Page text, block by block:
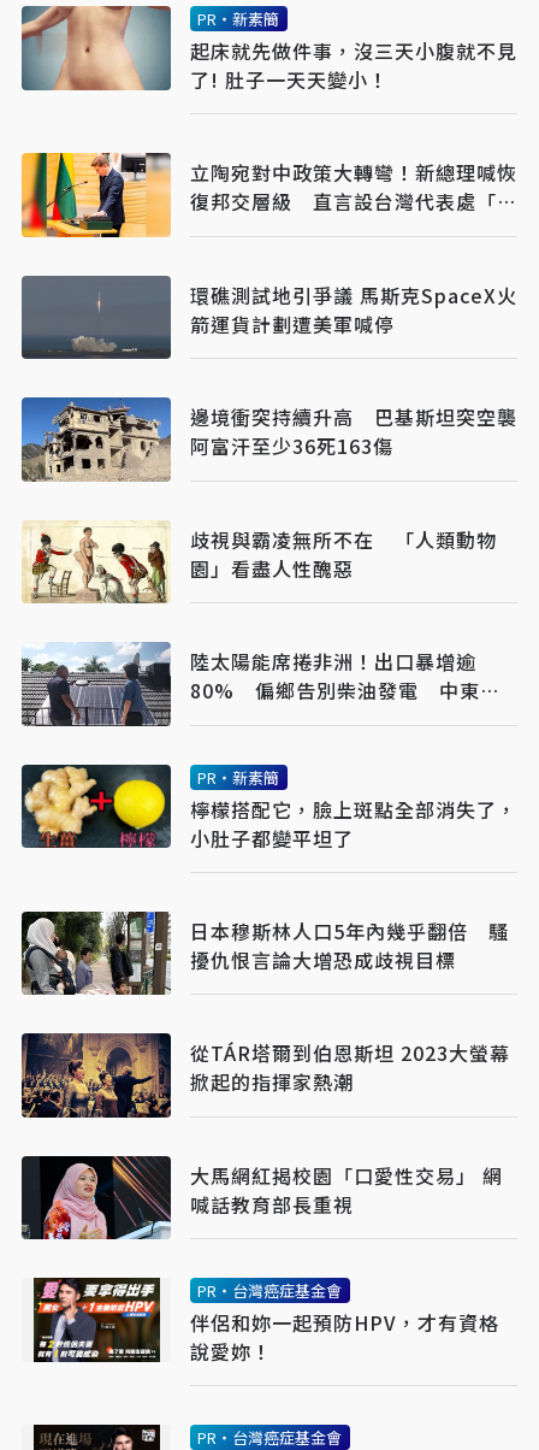
PR・新素簡
起床就先做件事，沒三天小腹就不見
了! 肚子一天天變小！
立陶宛對中政策大轉彎！新總理喊恢
復邦交層級 直言設台灣代表處「太
大膽」
環礁測試地引爭議 馬斯克SpaceX火
箭運貨計劃遭美軍喊停
邊境衝突持續升高 巴基斯坦突空襲
阿富汗至少36死163傷
歧視與霸凌無所不在 「人類動物
園」看盡人性醜惡
陸太陽能席捲非洲！出口暴增逾
80% 偏鄉告別柴油發電 中東油
價震盪衝擊也降低
PR・新素簡
檸檬搭配它，臉上斑點全部消失了，
小肚子都變平坦了
日本穆斯林人口5年內幾乎翻倍 騷
擾仇恨言論大增恐成歧視目標
從TÁR塔爾到伯恩斯坦 2023大螢幕
掀起的指揮家熱潮
大馬網紅揭校園「口愛性交易」 網
喊話教育部長重視
PR・台灣癌症基金會
伴侶和妳一起預防HPV，才有資格
說愛妳！
PR・台灣癌症基金會